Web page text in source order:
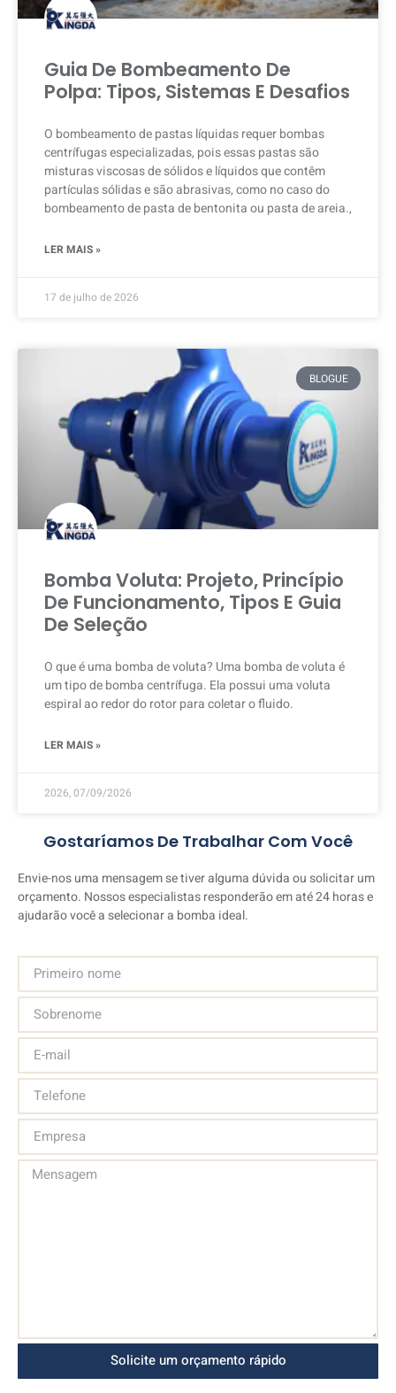
Guia De Bombeamento De
Polpa: Tipos, Sistemas E Desafios
O bombeamento de pastas líquidas requer bombas
centrífugas especializadas, pois essas pastas são
misturas viscosas de sólidos e líquidos que contêm
partículas sólidas e são abrasivas, como no caso do
bombeamento de pasta de bentonita ou pasta de areia.,
LER MAIS »
17 de julho de 2026
BLOGUE
Bomba Voluta: Projeto, Princípio
De Funcionamento, Tipos E Guia
De Seleção
O que é uma bomba de voluta? Uma bomba de voluta é
um tipo de bomba centrífuga. Ela possui uma voluta
espiral ao redor do rotor para coletar o fluido.
LER MAIS »
2026, 07/09/2026
Gostaríamos De Trabalhar Com Você
Envie-nos uma mensagem se tiver alguma dúvida ou solicitar um
orçamento. Nossos especialistas responderão em até 24 horas e
ajudarão você a selecionar a bomba ideal.
Solicite um orçamento rápido